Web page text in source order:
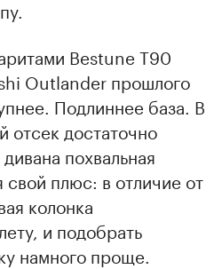
Bestune Т90
Outlander прошлого
Подлиннее база. В
отсек достаточно
похвальная
свой плюс: в отличие от
колонка
и подобрать
намного проще.